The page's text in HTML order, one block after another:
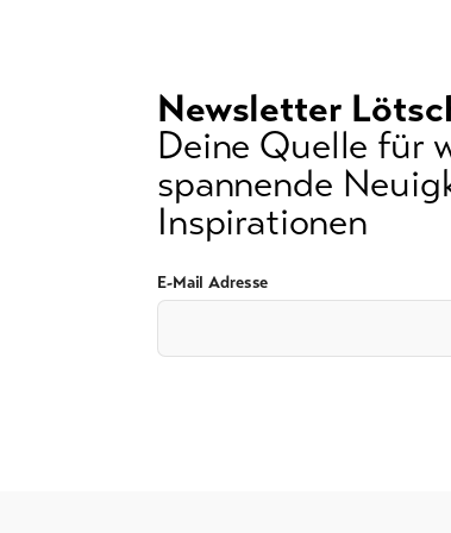
Newsletter
Deine Quelle für
spannende
Inspirationen
E-Mail Adresse